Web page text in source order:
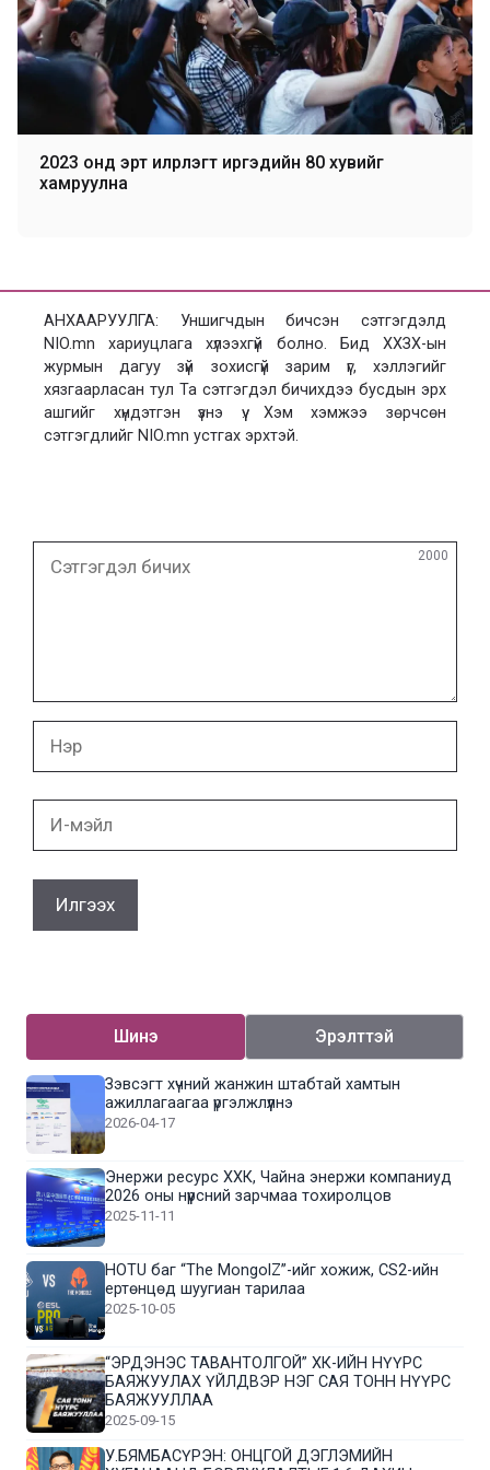
2023 онд эрт илрүүлэгт иргэдийн 80 хувийг
хамруулна
АНХААРУУЛГА: Уншигчдын бичсэн сэтгэгдэлд
NIO.mn хариуцлага хүлээхгүй болно. Бид ХХЗХ-ын
журмын дагуу зүй зохисгүй зарим үг, хэллэгийг
хязгаарласан тул Та сэтгэгдэл бичихдээ бусдын эрх
ашгийг хүндэтгэн үзнэ үү. Хэм хэмжээ зөрчсөн
сэтгэгдлийг NIO.mn устгах эрхтэй.
бичих
2000
Шинэ Эрэлттэй
Зэвсэгт хүчний жанжин штабтай хамтын
ажиллагаагаа үргэлжлүүлнэ
2026-04-17
Энержи ресурс ХХК, Чайна энержи компаниуд
2026 оны нүүрсний зарчмаа тохиролцов
2025-11-11
HOTU баг “The MongolZ”-ийг хожиж, CS2-ийн
ертөнцөд шуугиан тарилаа
2025-10-05
“ЭРДЭНЭС ТАВАНТОЛГОЙ” ХК-ИЙН НҮҮРС
БАЯЖУУЛАХ ҮЙЛДВЭР НЭГ САЯ ТОНН НҮҮРС
БАЯЖУУЛЛАА
2025-09-15
У.БЯМБАСҮРЭН: ОНЦГОЙ ДЭГЛЭМИЙН